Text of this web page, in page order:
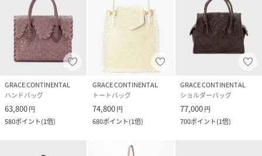
GRACE CONTINENTAL
ハンドバッグ
63,800円
580ポイント(1倍)
GRACE CONTINENTAL
トートバッグ
74,800円
680ポイント(1倍)
GRACE CONTINENTAL
ショルダーバッグ
77,000円
700ポイント(1倍)